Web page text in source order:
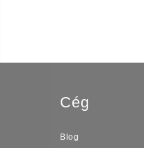
Cég
Blog